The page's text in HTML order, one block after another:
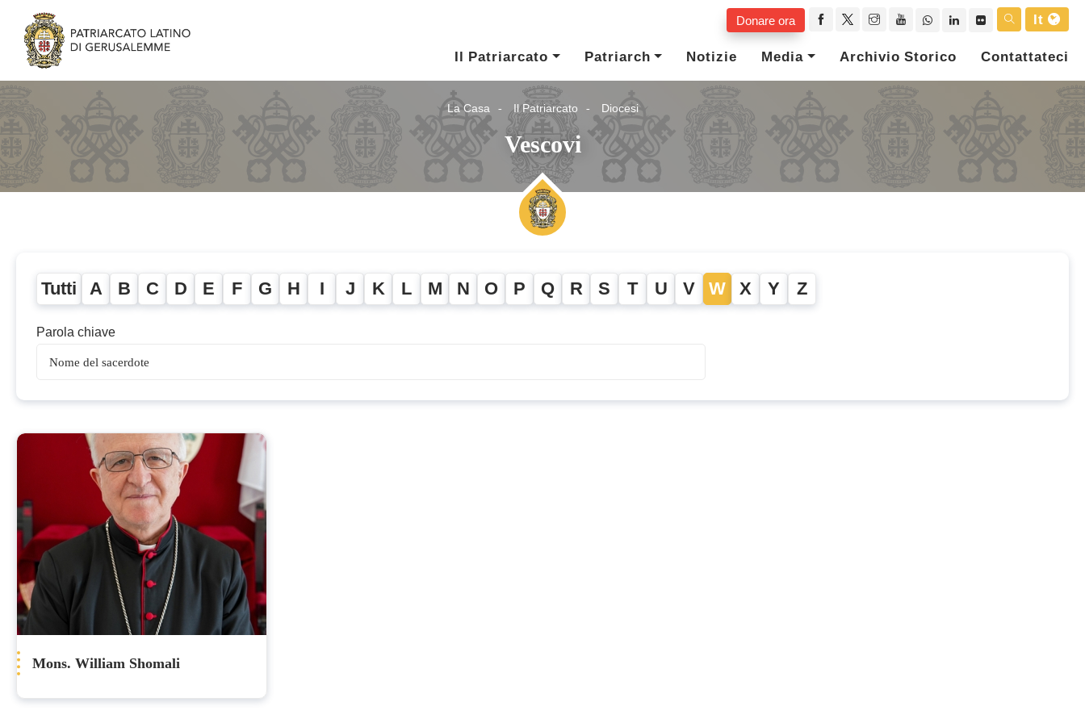
Donare ora
It
Il Patriarcato
Patriarch Notizie Media Archivio Storico Contattateci
La Casa Il Patriarcato Diocesi
Vescovi
Tutti A B C D E F G H I J K L M N O P Q R S T U V W X Y Z
Parola chiave
Vescovi
Mons. William Shomali